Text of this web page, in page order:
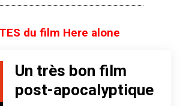
du film Here alone
Un très bon film
post-apocalyptique